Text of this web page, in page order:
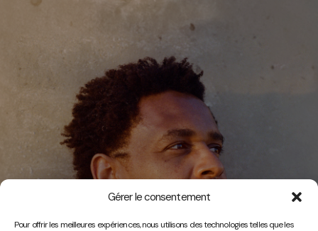
Gérer le consentement
Pour offrir les meilleures expériences, nous utilisons des technologies telles que les